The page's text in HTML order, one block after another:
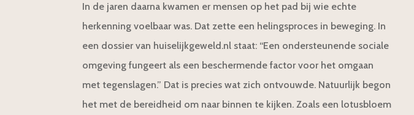
In de jaren daarna kwamen er mensen op het pad bij wie echte
herkenning voelbaar was. Dat zette een helingsproces in beweging. In
een dossier van huiselijkgeweld.nl staat: “Een ondersteunende sociale
omgeving fungeert als een beschermende factor voor het omgaan
met tegenslagen.” Dat is precies wat zich ontvouwde. Natuurlijk begon
het met de bereidheid om naar binnen te kijken. Zoals een lotusbloem